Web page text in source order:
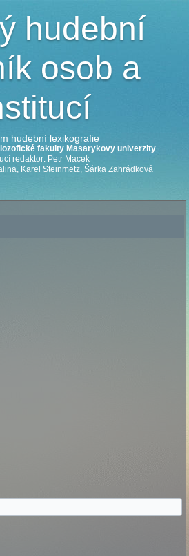
hudební
osob a
hudební lexikografie
fakulty Masarykovy univerzity
redaktor: Petr Macek
Karel Steinmetz, Šárka Zahrádková